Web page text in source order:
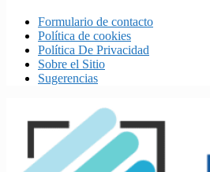
Formulario de contacto
Política de cookies
Política De Privacidad
Sobre el Sitio
Sugerencias